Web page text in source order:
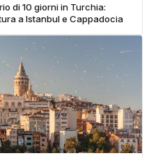
di 10 giorni in Turchia:
a Istanbul e Cappadocia